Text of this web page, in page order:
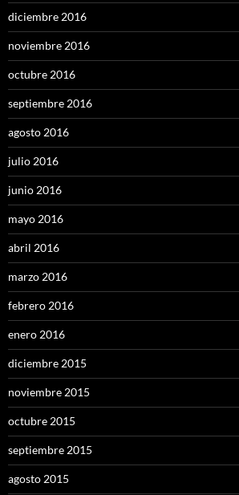
diciembre 2016
noviembre 2016
octubre 2016
septiembre 2016
agosto 2016
julio 2016
junio 2016
mayo 2016
abril 2016
marzo 2016
febrero 2016
enero 2016
diciembre 2015
noviembre 2015
octubre 2015
septiembre 2015
agosto 2015